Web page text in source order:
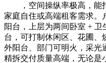
，空间操纵率极高，能
家庭自住或高端租客需求。
阳台，上层为两间卧室 +
台，可打制休闲区、花圃、
外阳台、部门可明火，采光
精拆交付质量高端，无论是